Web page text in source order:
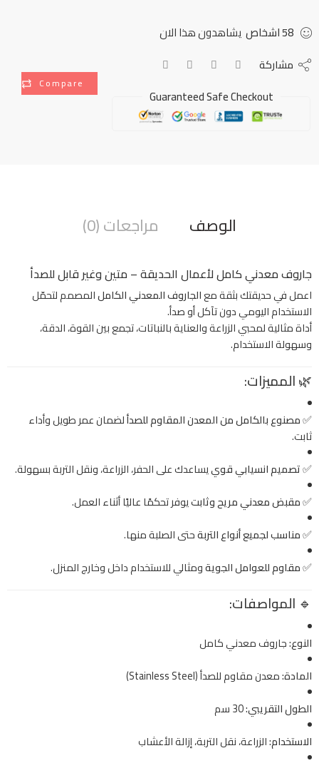
58اشخاص يشاهدون هذا الان
Compare
مشاركة
Guaranteed Safe Checkout
الوصف مراجعات (0)
جاروف معدني كامل لأعمال الحديقة – متين وغير قابل للصدأ
اعمل في حديقتك بثقة معالجاروف المعدني الكاملالمصمم لتحمّل
الاستخدام اليومي دون تآكل أو صدأ.
أداة مثالية لمحبي الزراعة والعناية بالنباتات، تجمع بين القوة، الدقة،
وسهولة الاستخدام.
🌿المميزات:
✅مصنوع بالكامل من المعدن المقاوم للصدألضمان عمر طويل وأداء
ثابت.
✅تصميم انسيابي قوييساعدك على الحفر، الزراعة، ونقل التربة بسهولة.
✅مقبض معدني مريح وثابتيوفر تحكمًا عاليًا أثناء العمل.
✅مناسب لجميع أنواع التربةحتى الصلبة منها.
✅مقاوم للعوامل الجويةومثالي للاستخدام داخل وخارج المنزل.
🔹 المواصفات:
النوع:جاروف معدني كامل
المادة:معدن مقاوم للصدأ (Stainless Steel)
الطول التقريبي:
الاستخدام:الزراعة، نقل التربة، إزالة الأعشاب